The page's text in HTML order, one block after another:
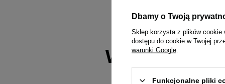
Wybrane
Dbamy o Twoją
Sklep korzysta z plików cookie
dostępu do cookie w Twojej
warunki Google
Funkcjonalne pliki